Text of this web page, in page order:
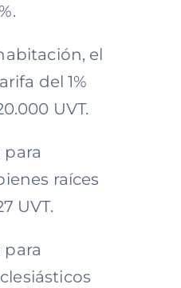
el
del 1%
UVT.
para
raíces
UVT.
para